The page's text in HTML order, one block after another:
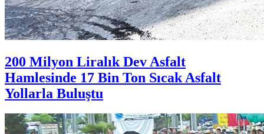
200 Milyon Liralık Dev Asfalt
Hamlesinde 17 Bin Ton Sıcak Asfalt
Yollarla Buluştu